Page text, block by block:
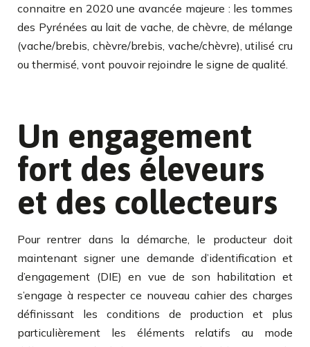
connaitre en 2020 une avancée majeure : les tommes
des Pyrénées au lait de vache, de chèvre, de mélange
(vache/brebis, chèvre/brebis, vache/chèvre), utilisé cru
ou thermisé, vont pouvoir rejoindre le signe de qualité.
Un engagement
fort des éleveurs
et des collecteurs
Pour rentrer dans la démarche, le producteur doit
maintenant signer une demande d’identification et
d’engagement (DIE) en vue de son habilitation et
s’engage à respecter ce nouveau cahier des charges
définissant les conditions de production et plus
particulièrement les éléments relatifs au mode